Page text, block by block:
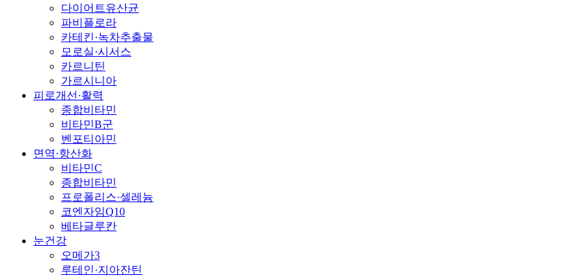
다이어트유산균
파비플로라
카테킨·녹차추출물
모로실·시서스
카르니틴
가르시니아
피로개선·활력
종합비타민
비타민B군
벤포티아민
면역·항산화
비타민C
종합비타민
프로폴리스·셀레늄
코엔자임Q10
베타글루칸
눈건강
오메가3
루테인·지아잔틴